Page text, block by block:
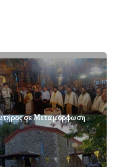
σε Μεταμόρφωση